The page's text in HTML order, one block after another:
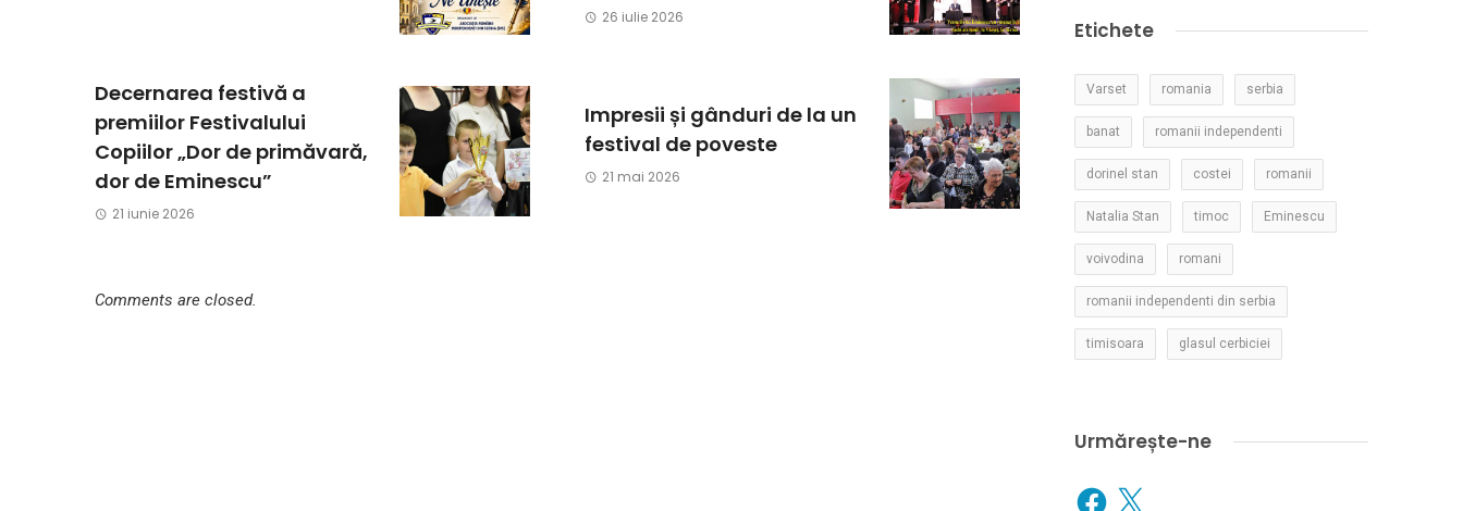
26 iulie 2026
Decernarea festivă a
premiilor Festivalului
Copiilor „Dor de primăvară,
dor de Eminescu”
21 iunie 2026
Impresii și gânduri de la un
festival de poveste
21 mai 2026
Comments are closed.
Etichete
Varset romania serbia
banat romanii independenti
dorinel stan costei romanii
Natalia Stan timoc Eminescu
voivodina romani
romanii independenti din serbia
timisoara glasul cerbiciei
Urmărește-ne
Facebook
X